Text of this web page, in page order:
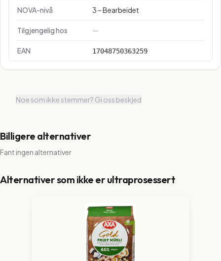
NOVA-nivå 3 – Bearbeidet
Tilgjengelig hos —
EAN 17048750363259
Noe som ikke stemmer? Gi oss beskjed
Billigere alternativer
Fant ingen alternativer
Alternativer som ikke er ultraprosessert